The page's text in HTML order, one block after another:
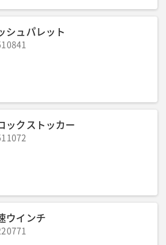
: 10 電源コード(m): 5 電源コード:
ー 巻上速度(m/min)低速
ー 電源
ター出力(kW): ー 自重量(kg): ー
シュパレット
ックストッカー
ウインチ